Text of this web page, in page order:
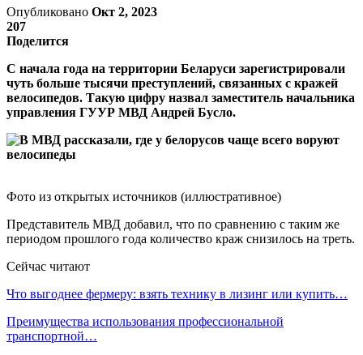
Опубликовано Окт 2, 2023
207
Поделится
С начала года на территории Беларуси зарегистрировали
чуть больше тысячи преступлений, связанных с кражей
велосипедов. Такую цифру назвал заместитель начальника
управления ГУУР МВД Андрей Бусло.
Фото из открытых источников (иллюстративное)
Представитель МВД добавил, что по сравнению с таким же
периодом прошлого года количество краж снизилось на треть.
Сейчас читают
Что выгоднее фермеру: взять технику в лизинг или купить…
Преимущества использования профессиональной
транспортной…